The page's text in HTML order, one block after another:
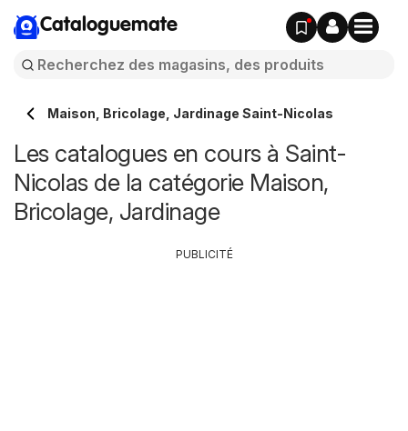
Cataloguemate
Maison, Bricolage, Jardinage Saint-Nicolas
Les catalogues en cours à Saint-
Nicolas de la catégorie Maison,
Bricolage, Jardinage
PUBLICITÉ